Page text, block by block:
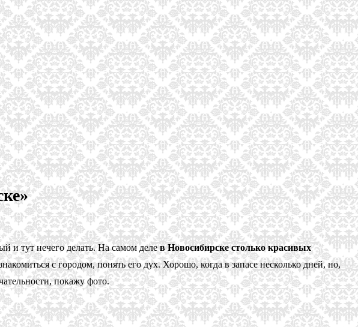
и тут нечего делать. На самом делев Новосибирске столько красивых
с городом, понять его дух. Хорошо, когда в запасе несколько дней, но,
покажу фото.